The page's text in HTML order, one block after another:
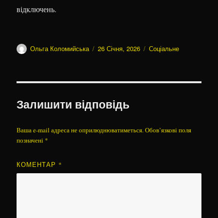
відключень.
Автор
Ольга Коломийська Оприлюднено
26 Січня, 2026 Категорії
Соціальне
Залишити відповідь
Ваша e-mail адреса не оприлюднюватиметься.Обов’язкові поля
позначені *
КОМЕНТАР *